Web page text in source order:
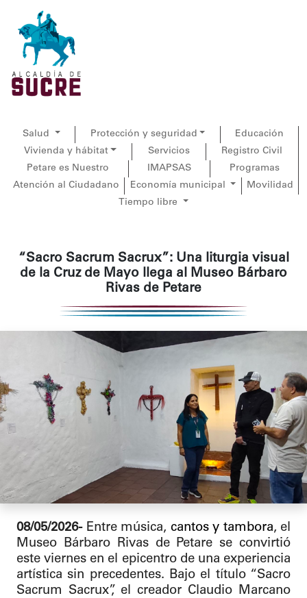
Salud Protección y seguridad
Educación
Vivienda y hábitat
Servicios
Registro Civil
Petare es Nuestro
IMAPSAS
Programas
Atención al Ciudadano
Economía municipal
Movilidad
Tiempo libre
“Sacro Sacrum Sacrux”: Una liturgia visual
de la Cruz de Mayo llega al Museo Bárbaro
Rivas de Petare
08/05/2026- Entre música, cantos y tambora, el
Museo Bárbaro Rivas de Petare se convirtió
este viernes en el epicentro de una experiencia
artística sin precedentes. Bajo el título “Sacro
Sacrum Sacrux”, el creador Claudio Marcano